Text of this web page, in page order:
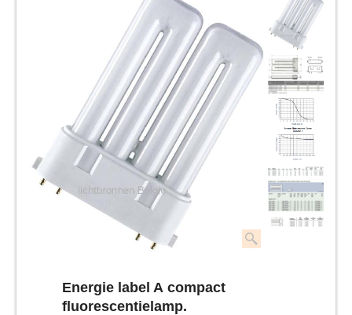
Energie label A compact
fluorescentielamp.